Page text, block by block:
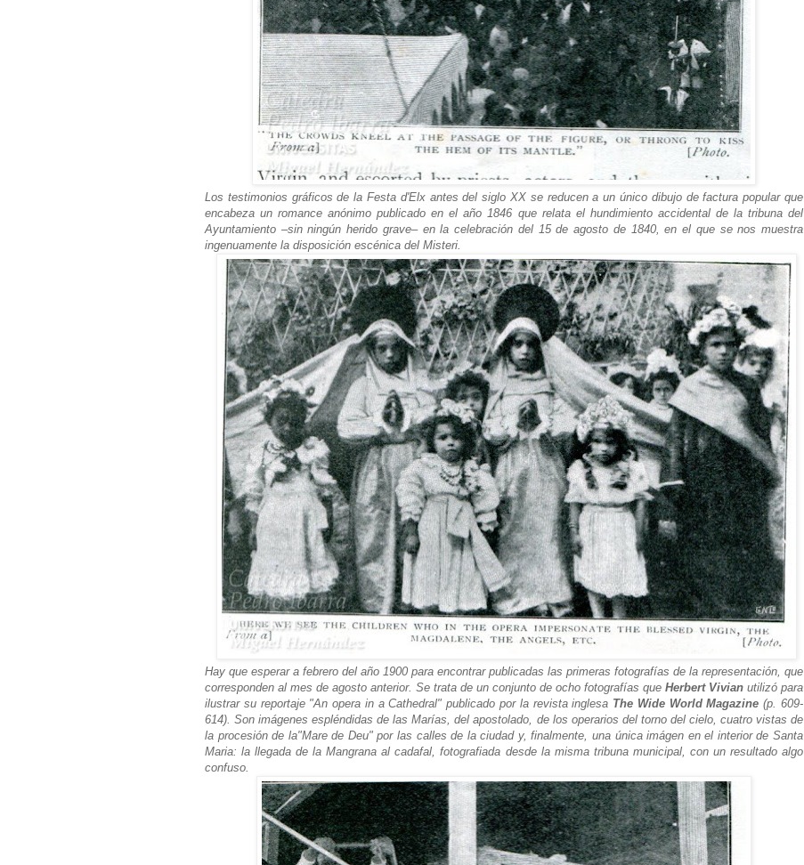
Los testimonios gráficos de la Festa d'Elx antes del siglo XX se reducen a un único dibujo de factura popular que
encabeza un romance anónimo publicado en el año 1846 que relata el hundimiento accidental de la tribuna del
Ayuntamiento –sin ningún herido grave– en la celebración del 15 de agosto de 1840, en el que se nos muestra
ingenuamente la disposición escénica del Misteri.
Hay que esperar a febrero del año 1900 para encontrar publicadas las primeras fotografías de la representación, que
corresponden al mes de agosto anterior. Se trata de un conjunto de ocho fotografías que Herbert Vivian utilizó para
ilustrar su reportaje "An opera in a Cathedral" publicado por la revista inglesa The Wide World Magazine (p. 609-
614). Son imágenes espléndidas de las Marías, del apostolado, de los operarios del torno del cielo, cuatro vistas de
la procesión de la"Mare de Deu" por las calles de la ciudad y, finalmente, una única imágen en el interior de Santa
Maria: la llegada de la Mangrana al cadafal, fotografiada desde la misma tribuna municipal, con un resultado algo
confuso.